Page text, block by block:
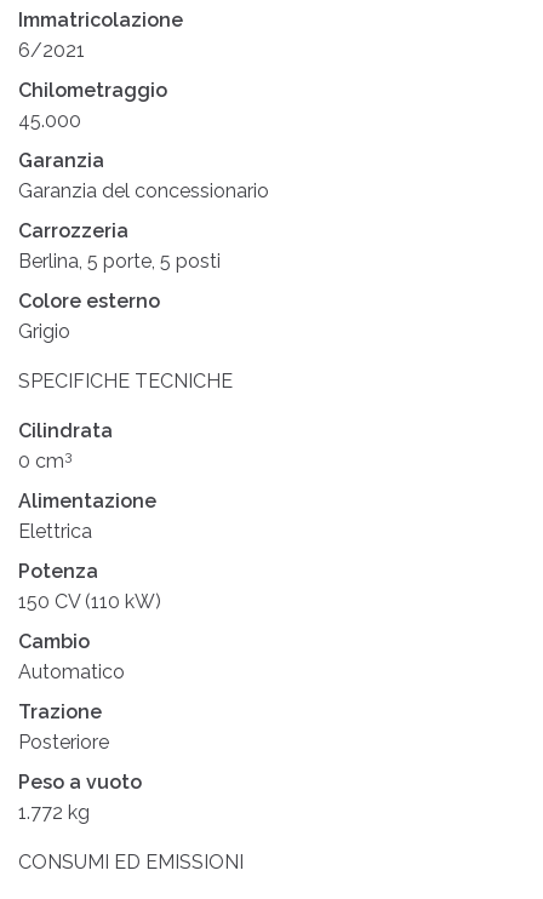
Immatricolazione
6/2021
Chilometraggio
45.000
Garanzia
Garanzia del concessionario
Carrozzeria
Berlina, 5 porte, 5 posti
Colore esterno
Grigio
SPECIFICHE TECNICHE
Cilindrata
0 cm3
Alimentazione
Elettrica
Potenza
150 CV (110 kW)
Cambio
Automatico
Trazione
Posteriore
Peso a vuoto
1.772 kg
CONSUMI ED EMISSIONI